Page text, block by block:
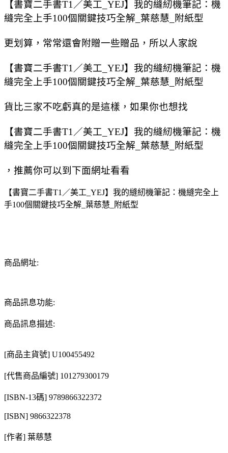
【書寶二手書T1／美工_YEJ】我的縫紉機筆記：機
縫完全上手100個關鍵技巧全解_葉慈慧_附紙型
更划算，常常還會附贈一些贈品，所以人家說
【書寶二手書T1／美工_YEJ】我的縫紉機筆記：機
縫完全上手100個關鍵技巧全解_葉慈慧_附紙型
貨比三家不吃虧真的是這樣，如果你也想找
【書寶二手書T1／美工_YEJ】我的縫紉機筆記：機
縫完全上手100個關鍵技巧全解_葉慈慧_附紙型
，推薦你可以到下面網址看看
【書寶二手書T1／美工_YEJ】我的縫紉機筆記：機縫完全上
手100個關鍵技巧全解_葉慈慧_附紙型
商品網址:
商品訊息功能:
商品訊息描述:
[商品主貨號] U100455492
[代售商品編號] 101279300179
[ISBN-13碼] 9789866322372
[ISBN] 9866322378
[作者] 葉慈慧